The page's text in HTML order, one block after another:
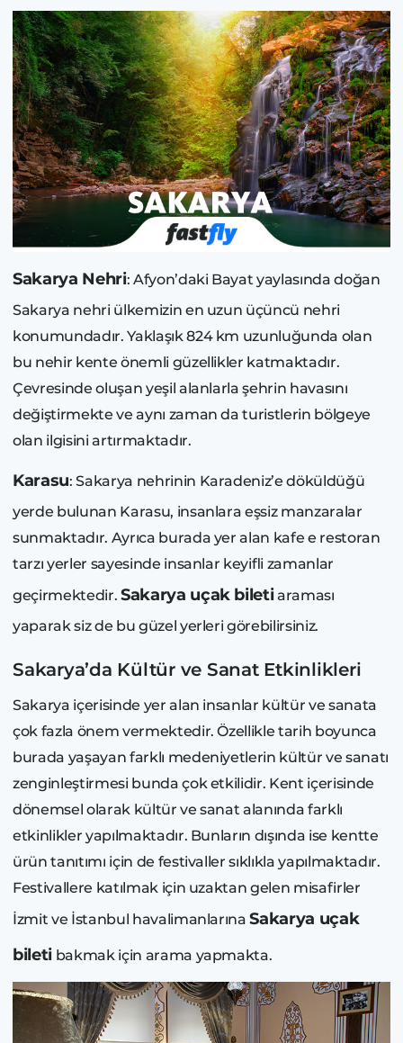
Sakarya Nehri: Afyon’daki Bayat yaylasında doğan
Sakarya nehri ülkemizin en uzun üçüncü nehri
konumundadır. Yaklaşık 824 km uzunluğunda olan
bu nehir kente önemli güzellikler katmaktadır.
Çevresinde oluşan yeşil alanlarla şehrin havasını
değiştirmekte ve aynı zaman da turistlerin bölgeye
olan ilgisini artırmaktadır.
Karasu: Sakarya nehrinin Karadeniz’e döküldüğü
yerde bulunan Karasu, insanlara eşsiz manzaralar
sunmaktadır. Ayrıca burada yer alan kafe e restoran
tarzı yerler sayesinde insanlar keyifli zamanlar
geçirmektedir. Sakarya uçak biletiaraması
yaparak siz de bu güzel yerleri görebilirsiniz.
Sakarya’da Kültür ve Sanat Etkinlikleri
Sakarya içerisinde yer alan insanlar kültür ve sanata
çok fazla önem vermektedir. Özellikle tarih boyunca
burada yaşayan farklı medeniyetlerin kültür ve sanatı
zenginleştirmesi bunda çok etkilidir. Kent içerisinde
dönemsel olarak kültür ve sanat alanında farklı
etkinlikler yapılmaktadır. Bunların dışında ise kentte
ürün tanıtımı için de festivaller sıklıkla yapılmaktadır.
Festivallere katılmak için uzaktan gelen misafirler
İzmit ve İstanbul havalimanlarınaSakarya uçak
biletibakmak için arama yapmakta.